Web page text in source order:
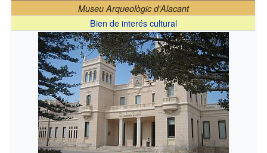
Museu Arqueològic d'Alacant
Bien de interés cultural